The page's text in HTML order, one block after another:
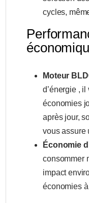
cycles,
Moteur
d’énergie ,
économies
après jour,
vous assure
Économie
consommer
impact
économies